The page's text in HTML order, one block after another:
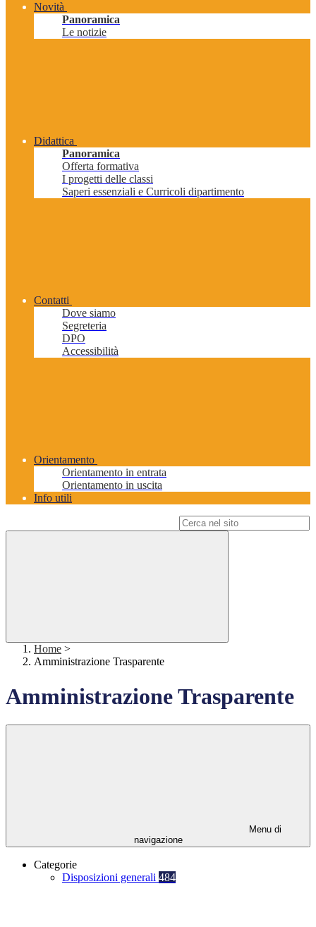
Novità
Panoramica
Le notizie
Didattica
Panoramica
Offerta formativa
I progetti delle classi
Saperi essenziali e Curricoli dipartimento
Contatti
Dove siamo
Segreteria
DPO
Accessibilità
Orientamento
Orientamento in entrata
Orientamento in uscita
Info utili
Home >
Amministrazione Trasparente
Amministrazione Trasparente
Menu di
navigazione
Categorie
Disposizioni generali 484